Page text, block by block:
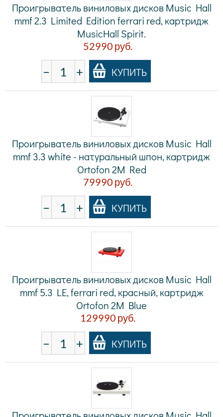
Проигрыватель виниловых дисков Music Hall
mmf 2.3 Limited Edition ferrari red, картридж
MusicHall Spirit.
52990 руб.
− + КУПИТЬ
Проигрыватель виниловых дисков Music Hall
mmf 3.3 white - натуральный шпон, картридж
Ortofon 2M Red
79990 руб.
− + КУПИТЬ
Проигрыватель виниловых дисков Music Hall
mmf 5.3 LE, ferrari red, красный, картридж
Ortofon 2M Blue
129990 руб.
− + КУПИТЬ